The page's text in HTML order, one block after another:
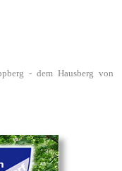
- dem Hausberg von